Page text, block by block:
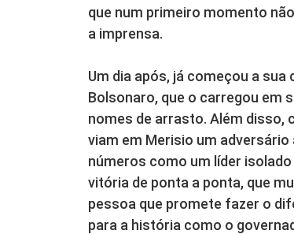
que num primeiro momento
a imprensa.
Um dia após, já começou a
Bolsonaro, que o carregou em
nomes de arrasto. Além disso,
viam em Merisio um
números como um líder
vitória de ponta a ponta, que
pessoa que promete fazer o
para a história como o